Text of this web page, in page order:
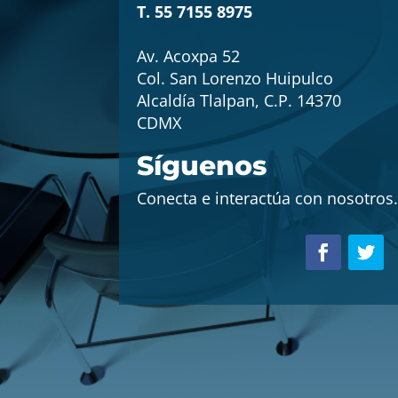
T. 55 7155 8975
Av. Acoxpa 52
Col. San Lorenzo Huipulco
Alcaldía Tlalpan, C.P. 14370
CDMX
Síguenos
Conecta e interactúa con nosotros.